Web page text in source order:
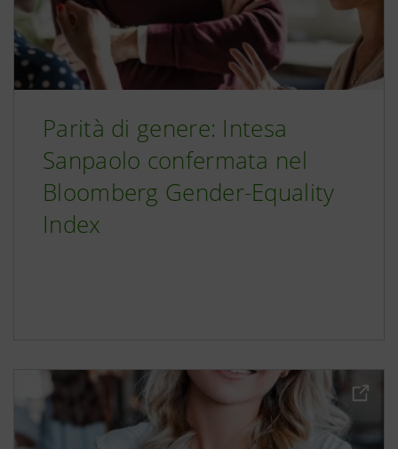
Parità di genere: Intesa
Sanpaolo confermata nel
Bloomberg Gender-Equality
Index